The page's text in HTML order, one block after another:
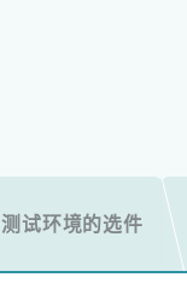
测试环境的选件